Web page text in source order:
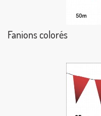
Fanions colorés